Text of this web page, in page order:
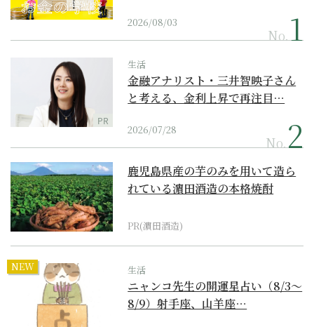
2026/08/03
No.
PR
生活
金融アナリスト・三井智映子さん
と考える、金利上昇で再注目…
2026/07/28
No.
鹿児島県産の芋のみを用いて造ら
れている濵田酒造の本格焼酎
PR(濵田酒造)
NEW 生活
ニャンコ先生の開運星占い（8/3～
8/9）射手座、山羊座…